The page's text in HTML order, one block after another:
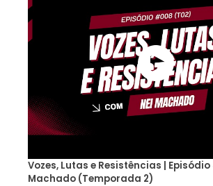
Vozes, Lutas e Resistências |
Machado (Temporada 2)